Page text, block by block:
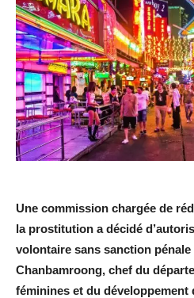
Une commission chargée de
la prostitution a décidé
volontaire sans sanction
Chanbamroong, chef du
féminines et du développement